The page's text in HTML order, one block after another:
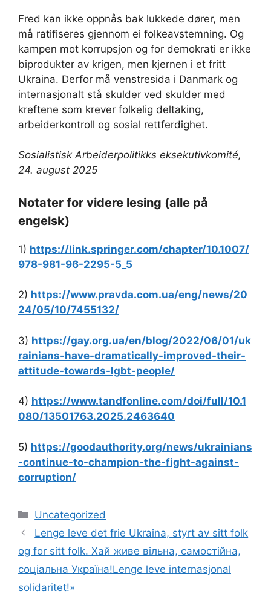
Fred kan ikke oppnås bak lukkede dører, men
må ratifiseres gjennom ei folkeavstemning. Og
kampen mot korrupsjon og for demokrati er ikke
biprodukter av krigen, men kjernen i et fritt
Ukraina. Derfor må venstresida i Danmark og
internasjonalt stå skulder ved skulder med
kreftene som krever folkelig deltaking,
arbeiderkontroll og sosial rettferdighet.
Sosialistisk Arbeiderpolitikks eksekutivkomité,
24. august 2025
Notater for videre lesing (alle på
engelsk)
1) https://link.springer.com/chapter/10.1007/
978-981-96-2295-5_5
2) https://www.pravda.com.ua/eng/news/20
24/05/10/7455132/
3) https://gay.org.ua/en/blog/2022/06/01/uk
rainians-have-dramatically-improved-their-
attitude-towards-lgbt-people/
4) https://www.tandfonline.com/doi/full/10.1
080/13501763.2025.2463640
5) https://goodauthority.org/news/ukrainians
-continue-to-champion-the-fight-against-
corruption/
Kategorier
Uncategorized
Lenge leve det frie Ukraina, styrt av sitt folk
og for sitt folk. Хай живе вільна, самостійна,
соціальна Україна!Lenge leve internasjonal
solidaritet!»